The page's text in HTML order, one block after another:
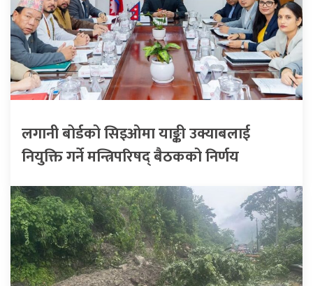
लगानी बोर्डको सिइओमा याङ्की उक्याबलाई
नियुक्ति गर्ने मन्त्रिपरिषद् बैठकको निर्णय